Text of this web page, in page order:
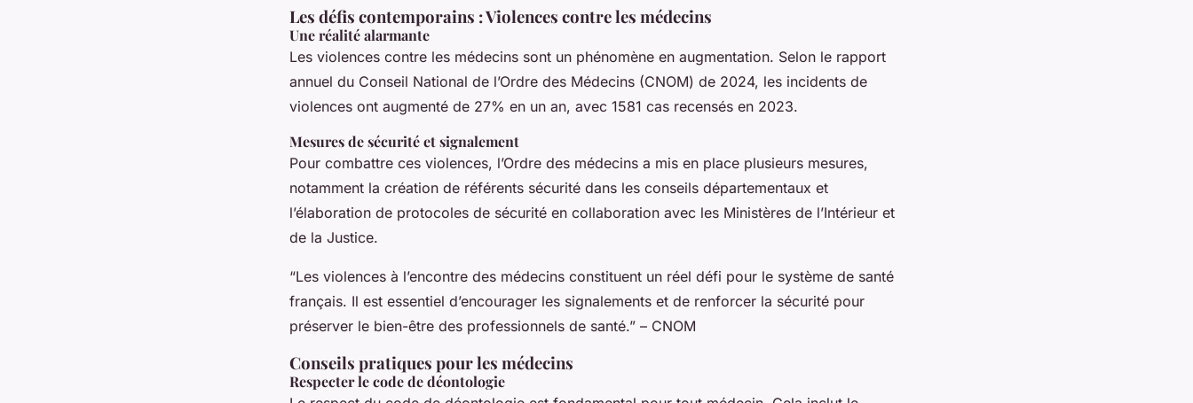
Les défis contemporains : Violences contre les médecins
Une réalité alarmante
Les violences contre les médecins sont un phénomène en augmentation. Selon le rapport
annuel du Conseil National de l’Ordre des Médecins (CNOM) de 2024, les incidents de
violences ont augmenté de 27% en un an, avec 1581 cas recensés en 2023.
Mesures de sécurité et signalement
Pour combattre ces violences, l’Ordre des médecins a mis en place plusieurs mesures,
notamment la création de référents sécurité dans les conseils départementaux et
l’élaboration de protocoles de sécurité en collaboration avec les Ministères de l’Intérieur et
de la Justice.
“Les violences à l’encontre des médecins constituent un réel défi pour le système de santé
français. Il est essentiel d’encourager les signalements et de renforcer la sécurité pour
préserver le bien-être des professionnels de santé.” – CNOM
Conseils pratiques pour les médecins
Respecter le code de déontologie